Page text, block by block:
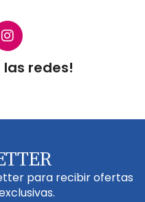
las redes!
para recibir ofertas